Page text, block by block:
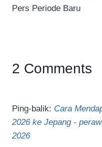
Pers Periode Baru
2 Comments
Ping-balik: Cara
2026 ke Jepang -
2026